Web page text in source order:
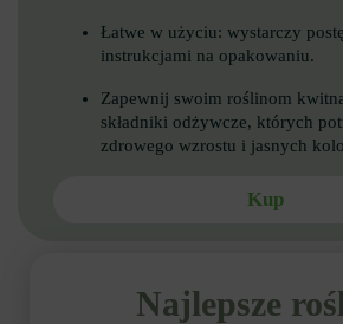
Łatwe w użyciu: wystarczy
instrukcjami na opakowaniu.
Zapewnij swoim roślinom
składniki odżywcze, których
zdrowego wzrostu i jasnych
Kup
Najlepsze